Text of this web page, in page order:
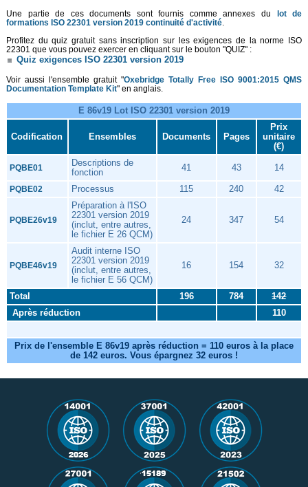
Une partie de ces documents sont fournis comme annexes du
lot de
formations ISO 22301 version 2019 continuité d'activité.
Profitez du quiz gratuit sans inscription sur les exigences de la norme ISO
22301 que vous pouvez exercer en cliquant sur le bouton "QUIZ" :
Quiz exigences ISO 22301 version 2019
Voir aussi l'ensemble gratuit "Oxebridge Totally Free ISO 9001:2015 QMS
Documentation Template Kit" en anglais.
E 86v19 Lot ISO 22301 version 2019
Codification Ensembles Documents Pages
Prix
unitaire
(€)
PQBE01
Descriptions de
fonction
41 43 14
PQBE02 Processus 115 240 42
PQBE26v19
Préparation à l'ISO
22301 version 2019
(inclut, entre autres,
le fichier E 26 QCM)
24 347 54
PQBE46v19
Audit interne ISO
22301 version 2019
(inclut, entre autres,
le fichier E 56 QCM)
16 154 32
Total 196 784
142
Après réduction
110
Prix de l'ensemble E 86v19 après réduction = 110 euros à la place
de 142 euros. Vous épargnez 32 euros !